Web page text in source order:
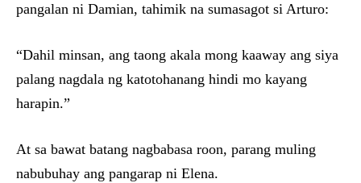
pangalan ni Damian, tahimik na sumasagot si Arturo:
“Dahil minsan, ang taong akala mong kaaway ang siya
palang nagdala ng katotohanang hindi mo kayang
harapin.”
At sa bawat batang nagbabasa roon, parang muling
nabubuhay ang pangarap ni Elena.